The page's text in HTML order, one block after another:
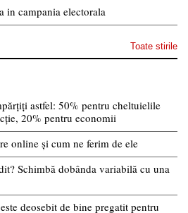
in campania electorala
Toate stirile
astfel: 50% pentru cheltuielile
20% pentru economii
online și cum ne ferim de ele
Schimbă dobânda variabilă cu una
deosebit de bine pregatit pentru